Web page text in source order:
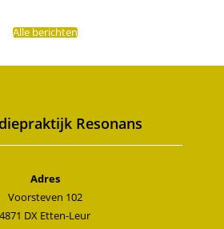
Alle berichten
Resonans
Adres
Voorsteven 102
4871 DX Etten-Leur